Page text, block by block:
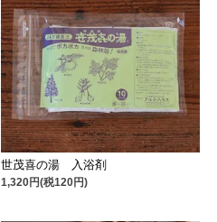
世茂喜の湯 入浴剤
1,320円(税120円)